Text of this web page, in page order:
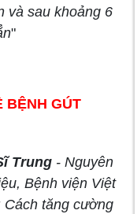
và sau khoảng 6
"
BỆNH GÚT
Trung - Nguyên
Bệnh viện Việt
Cách tăng cường